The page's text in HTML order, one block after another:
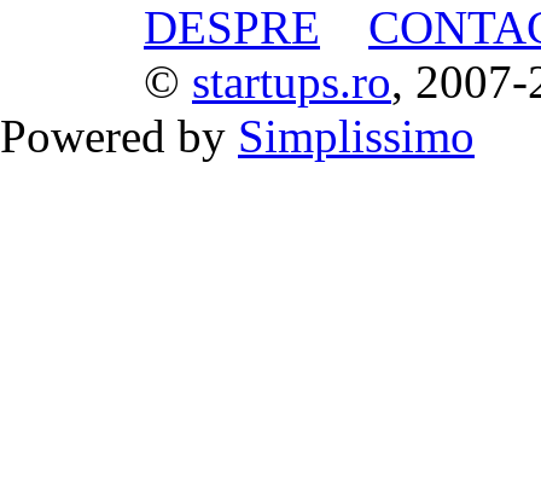
DESPRE
© startups.ro, 2007-
Powered by Simplissimo